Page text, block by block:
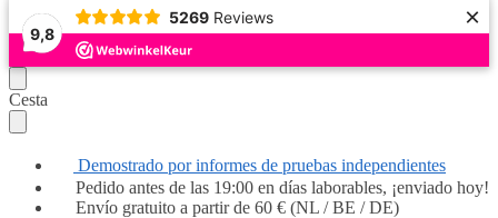
9,8
5269 Reviews ×
Seguir
navegando
Ir
al
contenido
Cesta
Demostrado por informes de pruebas independientes
Pedido antes de las 19:00 en días laborables, ¡enviado hoy!
Envío gratuito a partir de 60 € (NL / BE / DE)
Popular
Popular
Popular
Popular
Popular
Popular
Muy recomendable
Muy recomendable